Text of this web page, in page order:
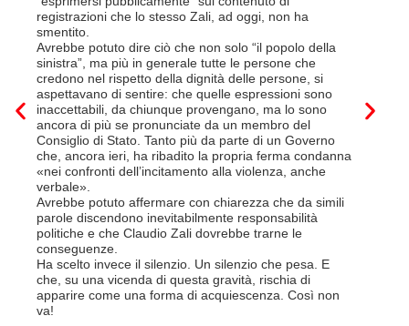
registrazioni che lo stesso Zali, ad oggi, non ha
smentito.
Avrebbe potuto dire ciò che non solo “il popolo della
sinistra”, ma più in generale tutte le persone che
credono nel rispetto della dignità delle persone, si
aspettavano di sentire: che quelle espressioni sono
inaccettabili, da chiunque provengano, ma lo sono
ancora di più se pronunciate da un membro del
Consiglio di Stato. Tanto più da parte di un Governo
che, ancora ieri, ha ribadito la propria ferma condanna
«nei confronti dell’incitamento alla violenza, anche
verbale».
Avrebbe potuto affermare con chiarezza che da simili
parole discendono inevitabilmente responsabilità
politiche e che Claudio Zali dovrebbe trarne le
conseguenze.
Ha scelto invece il silenzio. Un silenzio che pesa. E
che, su una vicenda di questa gravità, rischia di
apparire come una forma di acquiescenza. Così non
va!
franchi
Questa